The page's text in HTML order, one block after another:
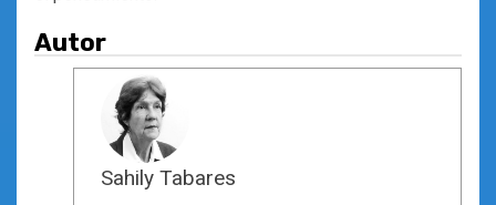
Autor
Sahily Tabares